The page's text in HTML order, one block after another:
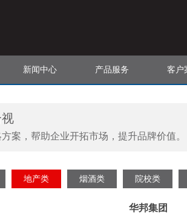
新闻中心 产品服务 客户
案，帮助企业开拓市场，提升品牌价值。
地产类 烟酒类 院校类
华邦集团